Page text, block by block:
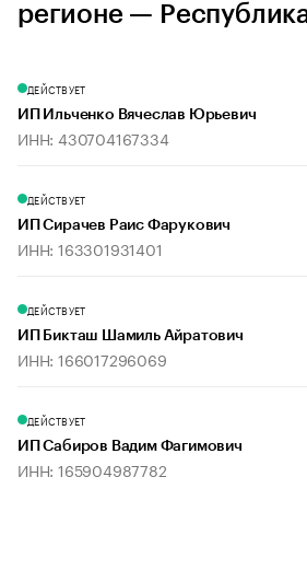
регионе —
ДЕЙСТВУЕТ
ИП Ильченко Вячеслав Юрьевич
ИНН: 430704167334
ДЕЙСТВУЕТ
ИП Сирачев Раис Фарукович
ИНН: 163301931401
ДЕЙСТВУЕТ
ИП Бикташ Шамиль Айратович
ИНН: 166017296069
ДЕЙСТВУЕТ
ИП Сабиров Вадим Фагимович
ИНН: 165904987782